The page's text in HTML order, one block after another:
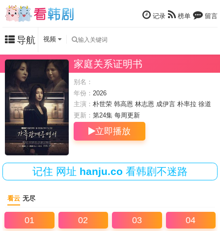
记录 榜单 留言
导航 视频
家庭关系证明书
别名：
年份： 2026
主演： 朴世荣 韩高恩 林志恩 成伊言 朴率拉 徐道
永 全胜彬
更新： 第24集 每周更新
立即播放
记住 网址 hanju.co 看韩剧不迷路
看云 无尽
01 02 03 04